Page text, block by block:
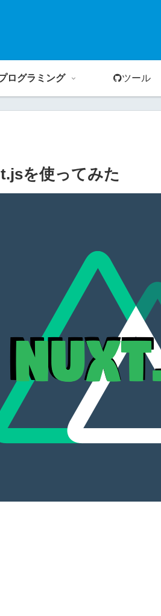
ログラミング ツール
を使ってみた